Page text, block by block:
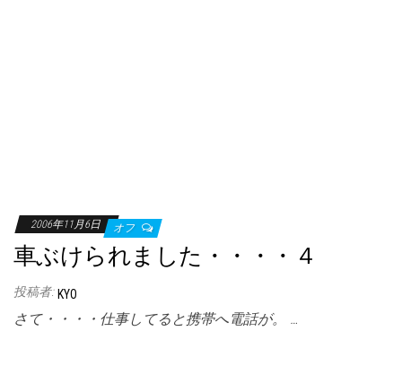
2006年11月6日 オフ
車ぶけられました・・・・４
投稿者: KYO
さて・・・・仕事してると携帯へ電話が。 …